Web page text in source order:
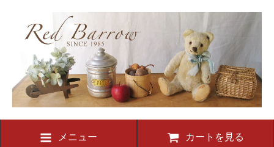
メニュー カートを見る